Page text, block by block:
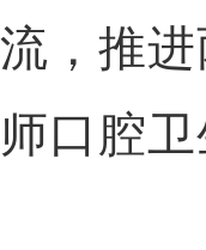
，推
口腔